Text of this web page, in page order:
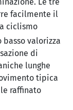
facilmente il
ciclismo
basso valorizza
di
lunghe
tipica
raffinato